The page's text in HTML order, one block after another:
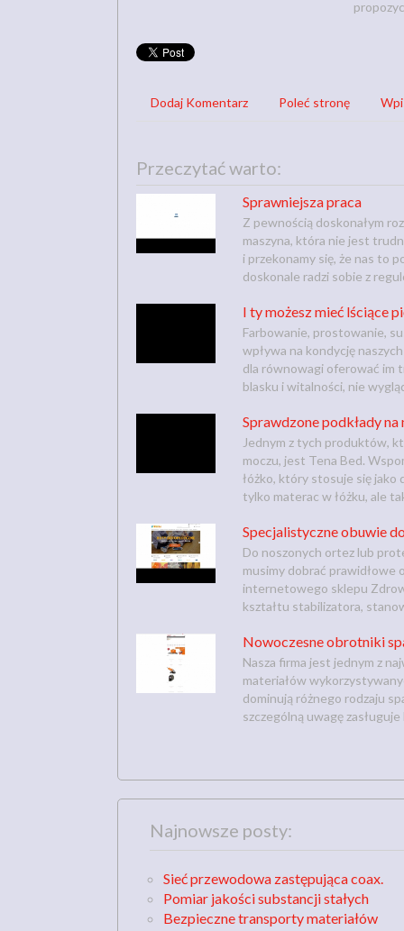
Dodaj Komentarz Poleć stronę
Przeczytać warto:
Sprawniejsza praca
Z pewnością doskonałym
maszyna, która nie jest
i przekonamy się, że nas to
doskonale radzi sobie z
I ty możesz mieć lściące
Farbowanie, prostowanie,
wpływa na kondycję
dla równowagi oferować im
blasku i witalności, nie
Sprawdzone podkłady
Jednym z tych produktów,
moczu, jest Tena Bed.
łóżko, który stosuje się jako
tylko materac w łóżku, ale
Specjalistyczne obuwie
Do noszonych ortez lub
musimy dobrać prawidłowe
internetowego sklepu
kształtu stabilizatora,
Nowoczesne obrotniki
Nasza firma jest jednym z
materiałów
dominują różnego rodzaju
szczególną uwagę
Najnowsze posty:
Sieć przewodowa zastępująca coax.
Pomiar jakości substancji stałych
Bezpieczne transporty materiałów